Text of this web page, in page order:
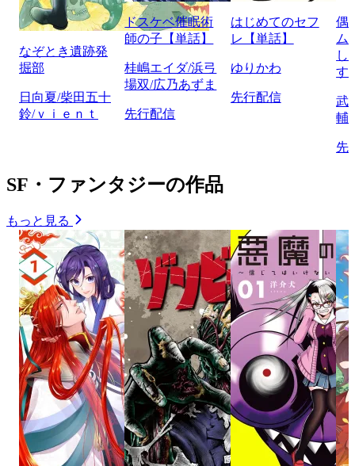
なぞとき遺跡発
掘部
日向夏/柴田五十
鈴/ｖｉｅｎｔ
ドスケベ催眠術
師の子【単話】
桂嶋エイダ/浜弓
場双/広乃あずま
先行配信
はじめてのセフ
レ【単話】
ゆりかわ
先行配信
偶
ム
し
す
武
輔
先
SF・ファンタジーの作品
もっと見る